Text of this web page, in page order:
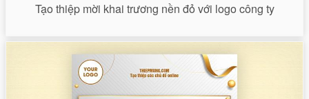
Tạo thiệp mời khai trương nền đỏ với logo công ty